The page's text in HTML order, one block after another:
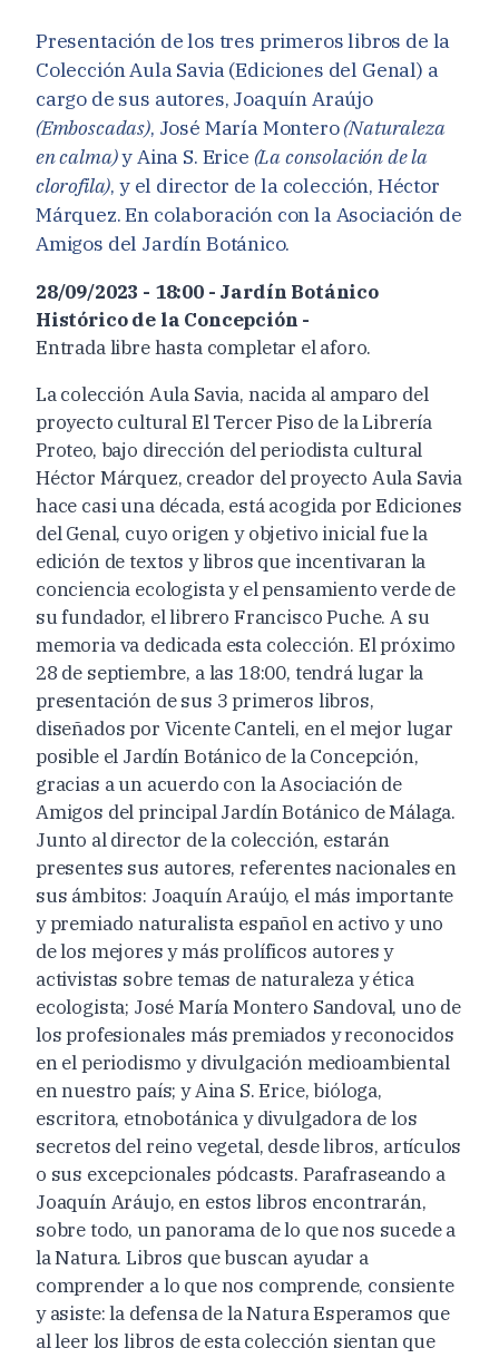
Presentación de los tres primeros libros de la
Colección Aula Savia (Ediciones del Genal) a
cargo de sus autores, Joaquín Araújo
(Emboscadas), José María Montero(Naturaleza
en calma)y Aina S. Erice (La consolación de la
clorofila), y el director de la colección, Héctor
Márquez. En colaboración con la Asociación de
Amigos del Jardín Botánico.
28/09/2023 - 18:00 - Jardín Botánico
Histórico de la Concepción -
Entrada libre hasta completar el aforo.
La colección Aula Savia, nacida al amparo del
proyecto cultural El Tercer Piso de la Librería
Proteo, bajo dirección del periodista cultural
Héctor Márquez, creador del proyecto Aula Savia
hace casi una década, está acogida por Ediciones
del Genal, cuyo origen y objetivo inicial fue la
edición de textos y libros que incentivaran la
conciencia ecologista y el pensamiento verde de
su fundador, el librero Francisco Puche. A su
memoria va dedicada esta colección. El próximo
28 de septiembre, a las 18:00, tendrá lugar la
presentación de sus 3 primeros libros,
diseñados por Vicente Canteli, en el mejor lugar
posible el Jardín Botánico de la Concepción,
gracias a un acuerdo con la Asociación de
Amigos del principal Jardín Botánico de Málaga.
Junto al director de la colección, estarán
presentes sus autores, referentes nacionales en
sus ámbitos: Joaquín Araújo, el más importante
y premiado naturalista español en activo y uno
de los mejores y más prolíficos autores y
activistas sobre temas de naturaleza y ética
ecologista; José María Montero Sandoval, uno de
los profesionales más premiados y reconocidos
en el periodismo y divulgación medioambiental
en nuestro país; y Aina S. Erice, bióloga,
escritora, etnobotánica y divulgadora de los
secretos del reino vegetal, desde libros, artículos
o sus excepcionales pódcasts. Parafraseando a
Joaquín Aráujo, en estos libros encontrarán,
sobre todo, un panorama de lo que nos sucede a
la Natura. Libros que buscan ayudar a
comprender a lo que nos comprende, consiente
y asiste: la defensa de la Natura Esperamos que
al leer los libros de esta colección sientan que